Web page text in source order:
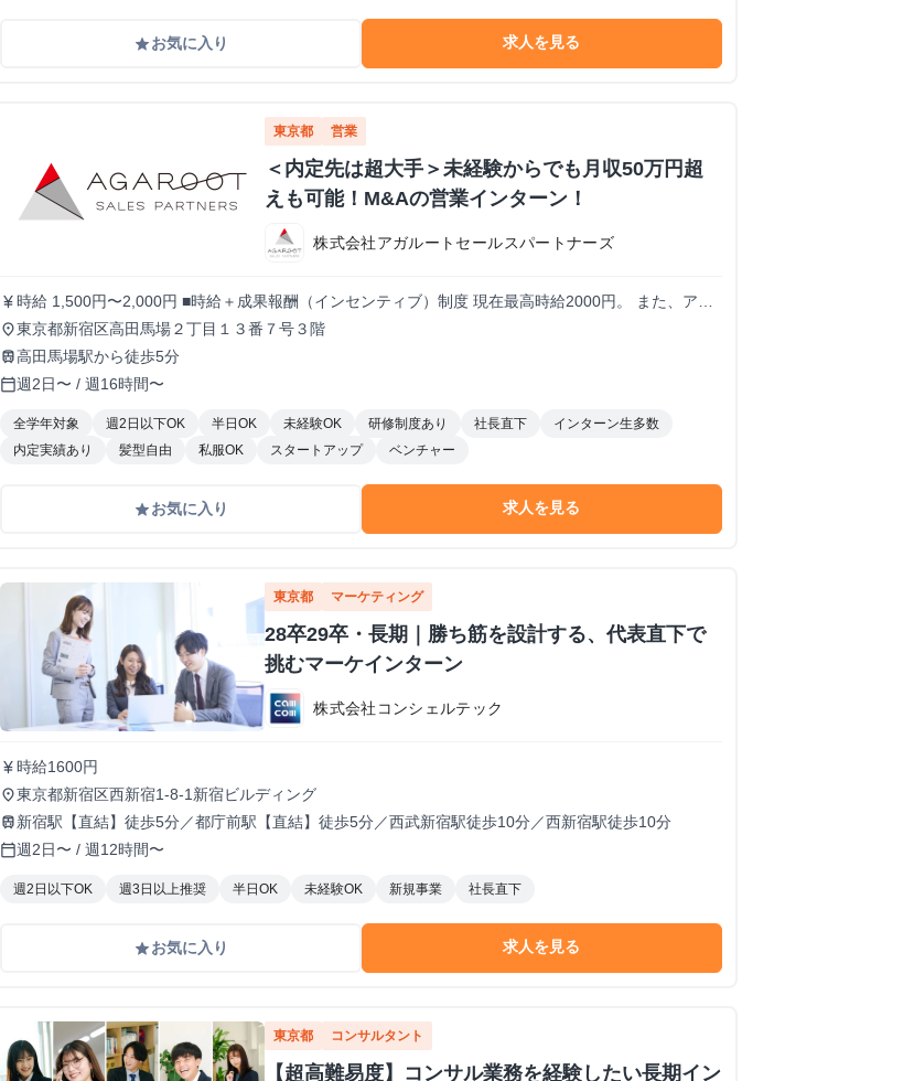
gradeお気に入り 求人を見る
東京都 営業
＜内定先は超大手＞未経験からでも月収50万円超
えも可能！M&Aの営業インターン！
株式会社アガルートセールスパートナーズ
currency_yen時給 1,500円〜2,000円 ■時給＋成果報酬（インセンティブ）制度 現在最高時給2000円。 また、アポ
イント獲得1件毎に5,000〜20,000円を支給いたします。 上限はないため結果を出した分だけ還元され
ます！ ※時給や成果報酬は役職や在籍期間に応じて変動
place東京都新宿区高田馬場２丁目１３番７号３階
train高田馬場駅から徒歩5分
calendar_today週2日〜 / 週16時間〜
全学年対象 週2日以下OK 半日OK 未経験OK 研修制度あり 社長直下
インターン生多数
内定実績あり
髪型自由 私服OK スタートアップ ベンチャー
gradeお気に入り 求人を見る
東京都 マーケティング
28卒29卒・長期｜勝ち筋を設計する、代表直下で
挑むマーケインターン
株式会社コンシェルテック
currency_yen時給1600円
place東京都新宿区西新宿1-8-1新宿ビルディング
train 新宿駅【直結】徒歩5分／都庁前駅【直結】徒歩5分／西武新宿駅徒歩10分／西新宿駅徒歩10分
calendar_today週2日〜 / 週12時間〜
週2日以下OK 週3日以上推奨 半日OK 未経験OK 新規事業 社長直下
gradeお気に入り 求人を見る
東京都 コンサルタント
【超高難易度】コンサル業務を経験したい長期イン